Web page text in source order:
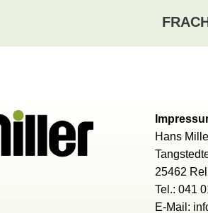
Hans
25462
Tel.: 041
E-Mail: